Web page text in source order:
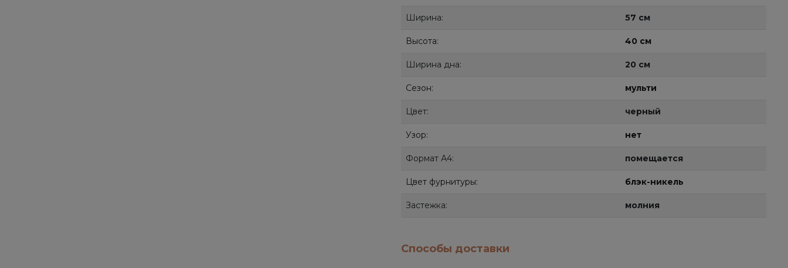
Ширина: 57 см
Высота: 40 см
Ширина дна: 20 см
Сезон: мульти
Цвет: черный
Узор: нет
Формат А4: помещается
Цвет фурнитуры: блэк-никель
Застежка: молния
Способы доставки